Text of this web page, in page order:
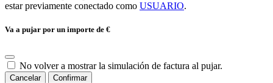
estar previamente conectado como USUARIO.
Va a pujar por un importe de €
No volver a mostrar la simulación de factura al pujar.
Cancelar Confirmar